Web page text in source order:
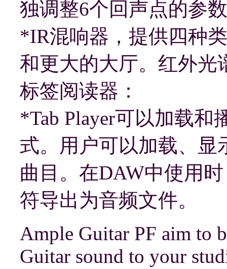
独调整6个回声点的参
*IR混响器，提供四种
和更大的大厅。红外光
标签阅读器：
*Tab Player可以加载
式。用户可以加载、显
曲目。在DAW中使用
符导出为音频文件。
Ample Guitar PF aim to
Guitar sound to your